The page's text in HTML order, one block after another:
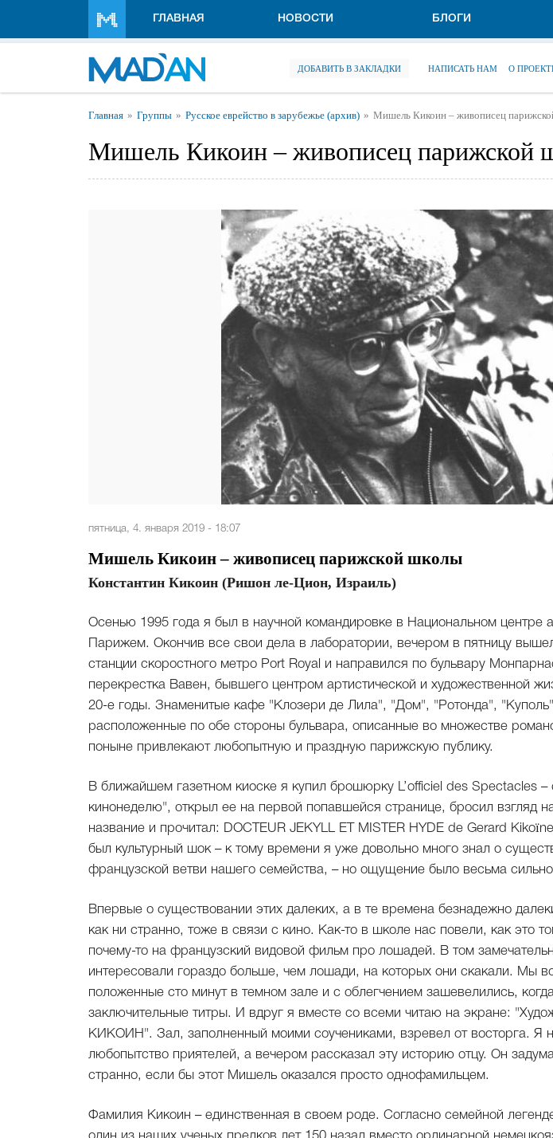
ГЛАВНАЯ НОВОСТИ БЛОГИ
ДОБАВИТЬ В ЗАКЛАДКИ НАПИСАТЬ НАМ О
Вы здесь
Главная Группы Русское еврейство в зарубежье (архив) Мишель Кикоин – живописец
Мишель Кикоин – живописец парижской
пятница, 4. января 2019 - 18:07
Мишель Кикоин – живописец парижской школы
Константин Кикоин (Ришон ле-Цион, Израиль)
Осенью 1995 года я был в научной командировке в Национальном центре
Парижем. Окончив все свои дела в лаборатории, вечером в пятницу
станции скоростного метро Port Royal и направился по бульвару
перекрестка Вавен, бывшего центром артистической и художественной
20-е годы. Знаменитые кафе "Клозери де Лила", "Дом", "Ротонда", "Куполь"
расположенные по обе стороны бульвара, описанные во множестве
поныне привлекают любопытную и праздную парижскую публику.
В ближайшем газетном киоске я купил брошюрку L’officiel des Spectacles
кинонеделю", открыл ее на первой попавшейся странице, бросил взгляд
название и прочитал: DOCTEUR JEKYLL ET MISTER HYDE de Gerard
был культурный шок – к тому времени я уже довольно много знал о
французской ветви нашего семейства, – но ощущение было весьма
Впервые о существовании этих далеких, а в те времена безнадежно
как ни странно, тоже в связи с кино. Как-то в школе нас повели, как это
почему-то на французский видовой фильм про лошадей. В том
интересовали гораздо больше, чем лошади, на которых они скакали. Мы
положенные сто минут в темном зале и с облегчением зашевелились,
заключительные титры. И вдруг я вместе со всеми читаю на экране:
КИКОИН". Зал, заполненный моими соучениками, взревел от восторга. Я
любопытство приятелей, а вечером рассказал эту историю отцу. Он
странно, если бы этот Мишель оказался просто однофамильцем.
Фамилия Кикоин – единственная в своем роде. Согласно семейной